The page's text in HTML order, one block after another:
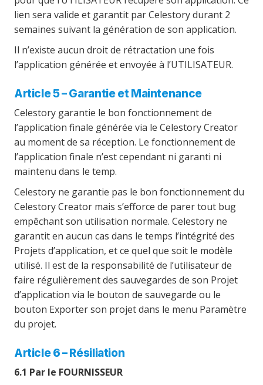
lien sera valide et garantit par Celestory durant 2
semaines suivant la génération de son application.
Il n’existe aucun droit de rétractation une fois
l’application générée et envoyée à l’UTILISATEUR.
Article 5 – Garantie et Maintenance
Celestory garantie le bon fonctionnement de
l’application finale générée via le Celestory Creator
au moment de sa réception. Le fonctionnement de
l’application finale n’est cependant ni garanti ni
maintenu dans le temp.
Celestory ne garantie pas le bon fonctionnement du
Celestory Creator mais s’efforce de parer tout bug
empêchant son utilisation normale. Celestory ne
garantit en aucun cas dans le temps l’intégrité des
Projets d’application, et ce quel que soit le modèle
utilisé. Il est de la responsabilité de l’utilisateur de
faire régulièrement des sauvegardes de son Projet
d’application via le bouton de sauvegarde ou le
bouton Exporter son projet dans le menu Paramètre
du projet.
Article 6 – Résiliation
6.1 Par le FOURNISSEUR